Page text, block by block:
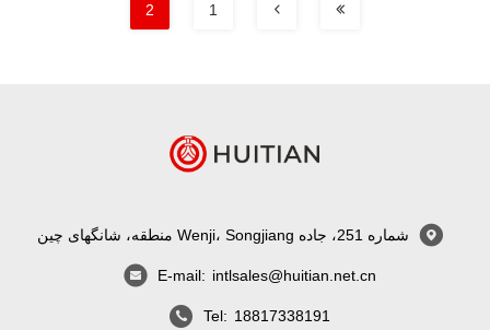
1
2
شماره 251، جاده Wenji، Songjiang منطقه، شانگهای چین
E-mail: intlsales@huitian.net.cn
Tel: 18817338191